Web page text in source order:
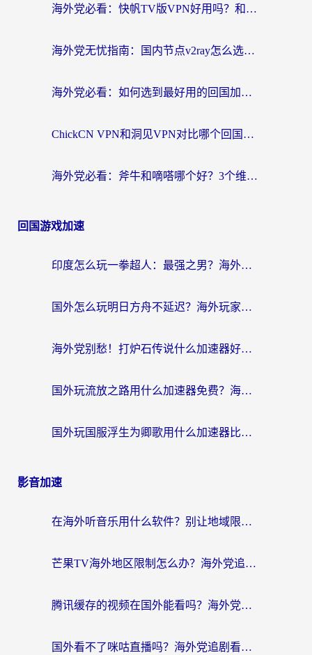
海外党必看：快帆TV版VPN好用吗？和快游VPN对比哪个回国效果更好？附实用避坑指南
海外党无忧指南：国内节点v2ray怎么选？一键回国VPN+多场景实测帮你避坑
海外党必看：如何选到最好用的回国加速器？从节点到售后的全维度指南
ChickCN VPN和洞见VPN对比哪个回国效果更好？海外党亲测3款加速器+避坑指南
海外党必看：斧牛和嘀嗒哪个好？3个维度教你选对回国加速器
回国游戏加速
印度怎么玩一拳超人：最强之男？海外党国服游戏加速避坑指南
国外怎么玩明日方舟不延迟？海外玩家国服游戏加速终极指南（附DNF梦幻诛仙解决方案）
海外党别愁！打炉石传说什么加速器好用？3个实用技巧解决国服游戏卡顿
国外玩流放之路用什么加速器免费？海外党亲测有效的国服游戏加速指南
国外玩国服浮生为卿歌用什么加速器比较好？海外党亲测不踩坑指南
影音加速
在海外听音乐用什么软件？别让地域限制断了你的华语歌单
芒果TV海外地区限制怎么办？海外党追剧看片的实用加速器选择指南
腾讯缓存的视频在国外能看吗？海外党追剧看片的终极解决方案
国外看不了咪咕直播吗？海外党追剧看片的加速器选择指南